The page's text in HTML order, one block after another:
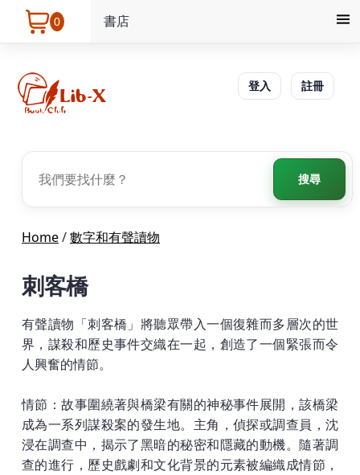
0 書店
登入 註冊
搜尋
Home/數字和有聲讀物
刺客橋
有聲讀物「刺客橋」將聽眾帶入一個復雜而多層次的世
界，謀殺和歷史事件交織在一起，創造了一個緊張而令
人興奮的情節。
情節：故事圍繞著與橋梁有關的神秘事件展開，該橋梁
成為一系列謀殺案的發生地。主角，偵探或調查員，沈
浸在調查中，揭示了黑暗的秘密和隱藏的動機。隨著調
查的進行，歷史戲劇和文化背景的元素被編織成情節，